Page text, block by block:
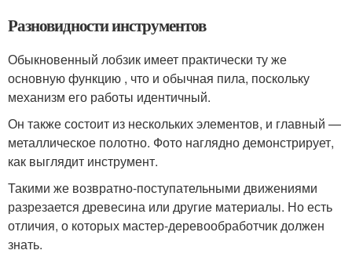
Разновидности инструментов
Обыкновенный лобзик имеет практически ту же
основную функцию , что и обычная пила, поскольку
механизм его работы идентичный.
Он также состоит из нескольких элементов, и главный —
металлическое полотно. Фото наглядно демонстрирует,
как выглядит инструмент.
Такими же возвратно-поступательными движениями
разрезается древесина или другие материалы. Но есть
отличия, о которых мастер-деревообработчик должен
знать.